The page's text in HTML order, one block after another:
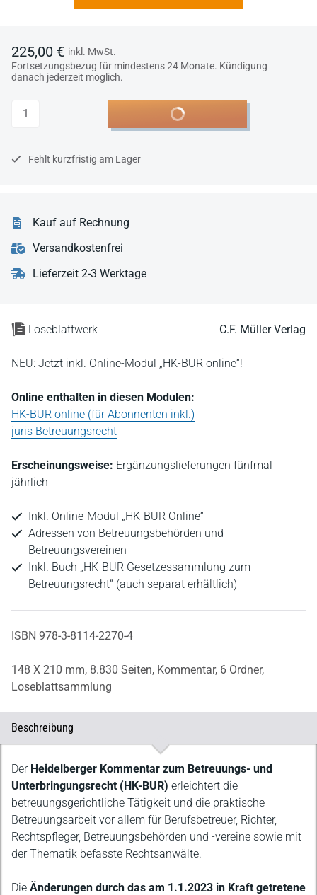
Loseblattwerk C.F. Müller Verlag
NEU: Jetzt inkl. Online-Modul „HK-BUR online“!
Online enthalten in diesen Modulen:
HK-BUR online (für Abonnenten inkl.)
juris Betreuungsrecht
Erscheinungsweise: Ergänzungslieferungen fünfmal
jährlich
Inkl. Online-Modul „HK-BUR Online“
Adressen von Betreuungsbehörden und
Betreuungsvereinen
Inkl. Buch „HK-BUR Gesetzessammlung zum
Betreuungsrecht“ (auch separat erhältlich)
ISBN 978-3-8114-2270-4
148 X 210 mm, 8.830 Seiten, Kommentar, 6 Ordner,
Loseblattsammlung
225,00 € inkl. MwSt.
Fortsetzungsbezug für mindestens 24 Monate. Kündigung
danach jederzeit möglich.
Anzahl In den Warenkorb
Fehlt kurzfristig am Lager
Kauf auf Rechnung
Versandkostenfrei
Lieferzeit 2-3 Werktage
Beschreibung
Beschreibung
Der Heidelberger Kommentar zum Betreuungs- und
Unterbringungsrecht (HK-BUR) erleichtert die
betreuungsgerichtliche Tätigkeit und die praktische
Betreuungsarbeit vor allem für Berufsbetreuer, Richter,
Rechtspfleger, Betreuungsbehörden und -vereine sowie mit
der Thematik befasste Rechtsanwälte.
Die Änderungen durch das am 1.1.2023 in Kraft getretene